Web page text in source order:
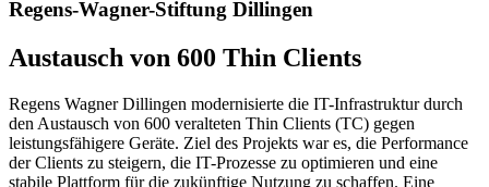
Regens-Wagner-Stiftung Dillingen
Austausch von 600 Thin Clients
Regens Wagner Dillingen modernisierte die IT-Infrastruktur durch
den Austausch von 600 veralteten Thin Clients (TC) gegen
leistungsfähigere Geräte. Ziel des Projekts war es, die Performance
der Clients zu steigern, die IT-Prozesse zu optimieren und eine
stabile Plattform für die zukünftige Nutzung zu schaffen. Eine